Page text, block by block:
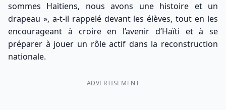
sommes Haïtiens, nous avons une histoire et un
drapeau », a-t-il rappelé devant les élèves, tout en les
encourageant à croire en l’avenir d’Haïti et à se
préparer à jouer un rôle actif dans la reconstruction
nationale.
ADVERTISEMENT